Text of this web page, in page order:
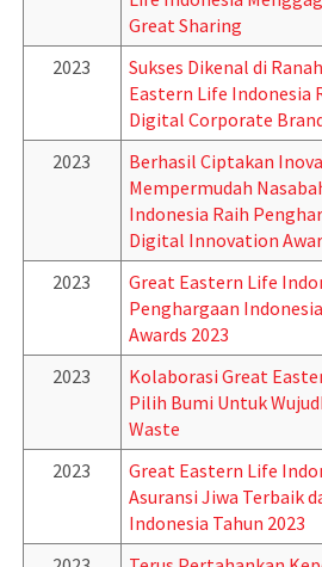
Great Sharing
2023
Sukses Dikenal di
Eastern Life Indonesia
Digital Corporate
2023
Berhasil Ciptakan
Mempermudah
Indonesia Raih
Digital Innovation
2023
Great Eastern Life
Penghargaan
Awards 2023
2023
Kolaborasi Great
Pilih Bumi Untuk
Waste
2023
Great Eastern Life
Asuransi Jiwa Terbaik
Indonesia Tahun 2023